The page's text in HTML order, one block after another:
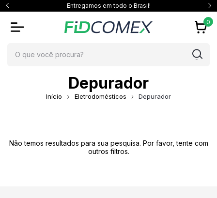
Entregamos em todo o Brasil!
0
Depurador
Início Eletrodomésticos Depurador
Não temos resultados para sua pesquisa. Por favor, tente com
outros filtros.